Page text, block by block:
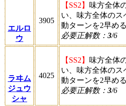
エルロ
ウ
3905
【SS2】 味方全体
い、味方全体のス
動ターンを2早める
必要正解数： 3/6
ラヰム
ジュウ
シャ
4025
【SS2】 味方全体
い、味方全体のス
動ターンを2早める
必要正解数： 3/6